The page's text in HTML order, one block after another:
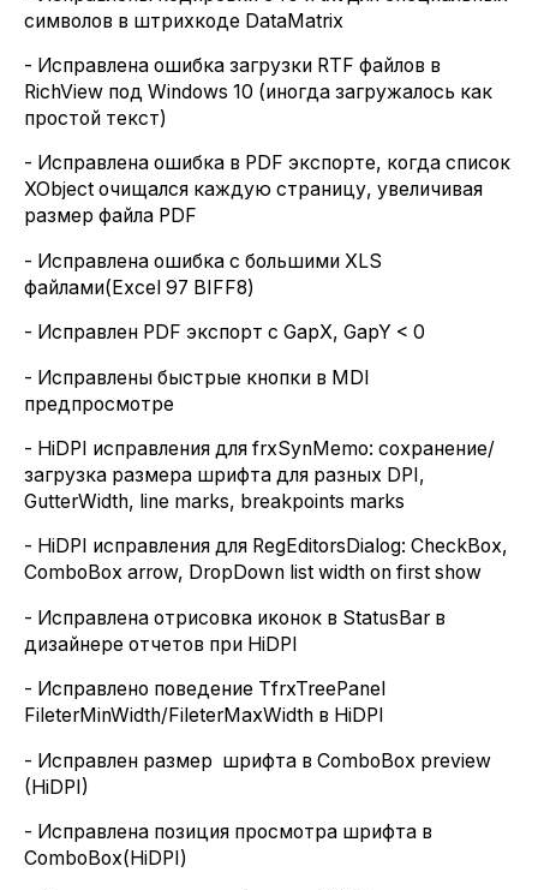
символов в штрихкоде DataMatrix
- Исправлена ошибка загрузки RTF файлов в
RichView под Windows 10 (иногда загружалось как
простой текст)
- Исправлена ошибка в PDF экспорте, когда список
XObject очищался каждую страницу, увеличивая
размер файла PDF
- Исправлена ошибка с большими XLS
файлами(Excel 97 BIFF8)
- Исправлен PDF экспорт с GapX, GapY < 0
- Исправлены быстрые кнопки в MDI
предпросмотре
- HiDPI исправления для frxSynMemo: сохранение/
загрузка размера шрифта для разных DPI,
GutterWidth, line marks, breakpoints marks
- HiDPI исправления для RegEditorsDialog: CheckBox,
ComboBox arrow, DropDown list width on first show
- Исправлена отрисовка иконок в StatusBar в
дизайнере отчетов при HiDPI
- Исправлено поведение TfrxTreePanel
FileterMinWidth/FileterMaxWidth в HiDPI
- Исправлен размер шрифта в ComboBox preview
(HiDPI)
- Исправлена позиция просмотра шрифта в
ComboBox(HiDPI)